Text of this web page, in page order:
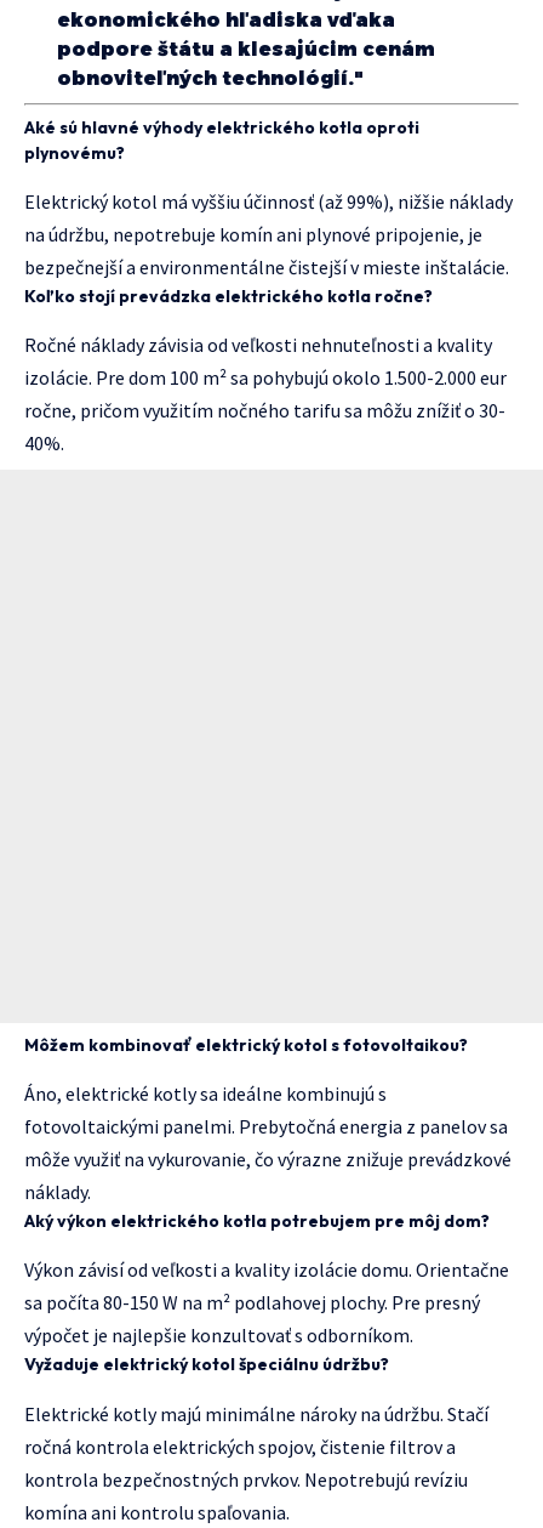
ekonomického hľadiska vďaka
podpore štátu a klesajúcim cenám
obnoviteľných technológií."
Aké sú hlavné výhody elektrického kotla oproti
plynovému?
Elektrický kotol má vyššiu účinnosť (až 99%), nižšie náklady
na údržbu, nepotrebuje komín ani plynové pripojenie, je
bezpečnejší a environmentálne čistejší v mieste inštalácie.
Koľko stojí prevádzka elektrického kotla ročne?
Ročné náklady závisia od veľkosti nehnuteľnosti a kvality
izolácie. Pre dom 100 m² sa pohybujú okolo 1.500-2.000 eur
ročne, pričom využitím nočného tarifu sa môžu znížiť o 30-
40%.
Môžem kombinovať elektrický kotol s fotovoltaikou?
Áno, elektrické kotly sa ideálne kombinujú s
fotovoltaickými panelmi. Prebytočná energia z panelov sa
môže využiť na vykurovanie, čo výrazne znižuje prevádzkové
náklady.
Aký výkon elektrického kotla potrebujem pre môj dom?
Výkon závisí od veľkosti a kvality izolácie domu. Orientačne
sa počíta 80-150 W na m² podlahovej plochy. Pre presný
výpočet je najlepšie konzultovať s odborníkom.
Vyžaduje elektrický kotol špeciálnu údržbu?
Elektrické kotly majú minimálne nároky na údržbu. Stačí
ročná kontrola elektrických spojov, čistenie filtrov a
kontrola bezpečnostných prvkov. Nepotrebujú revíziu
komína ani kontrolu spaľovania.